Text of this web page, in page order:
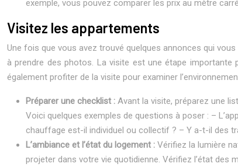
exemple, vous pouvez comparer les prix au mètre
Visitez les appartements
Une fois que vous avez trouvé quelques annonces qui
à prendre des photos. La visite est une étape
également profiter de la visite pour examiner
Préparer une checklist : Avant la visite, préparez une
Voici quelques exemples de questions à poser : –
chauffage est-il individuel ou collectif ? – Y a-t-il des
L’ambiance et l’état du logement : Vérifiez la lumière
projeter dans votre vie quotidienne. Vérifiez l’état